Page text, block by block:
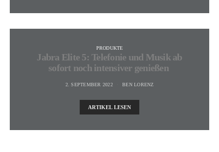
PRODUKTE
Jabra Elite 5: Telefonie und Musik ab
sofort noch intensiver genießen
2. SEPTEMBER 2022 BEN LORENZ
ARTIKEL LESEN